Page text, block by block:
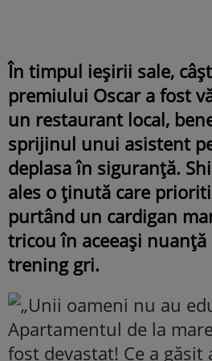
În timpul ieșirii sale,
premiului Oscar a fost
un restaurant local,
sprijinul unui asistent
deplasa în siguranță.
ales o ținută care
purtând un cardigan
tricou în aceeași
trening gri.